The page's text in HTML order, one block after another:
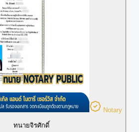
Notary
ทนายจิรศักดิ์